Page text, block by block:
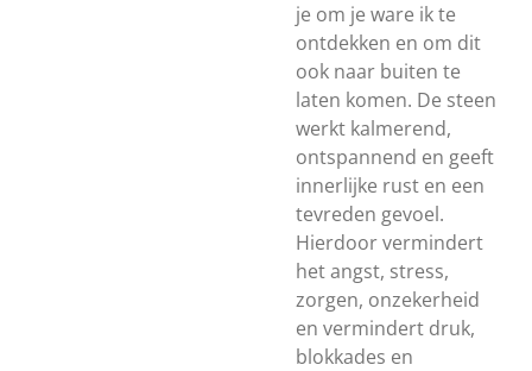
je om je ware ik te
ontdekken en om dit
ook naar buiten te
laten komen. De steen
werkt kalmerend,
ontspannend en geeft
innerlijke rust en een
tevreden gevoel.
Hierdoor vermindert
het angst, stress,
zorgen, onzekerheid
en vermindert druk,
blokkades en